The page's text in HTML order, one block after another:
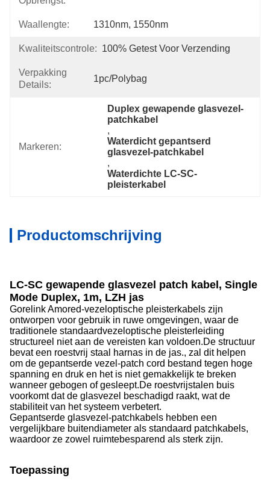
Waallengte: 1310nm, 1550nm
Kwaliteitscontrole: 100% Getest Voor Verzending
Verpakking
Details:
1pc/polybag
Markeren:
Duplex gewapende glasvezel-
patchkabel
,
Waterdicht gepantserd
glasvezel-patchkabel
,
Waterdichte LC-SC-
pleisterkabel
Productomschrijving
LC-SC gewapende glasvezel patch kabel, Single
Mode Duplex, 1m, LZH jas
Gorelink Amored-vezeloptische pleisterkabels zijn
ontworpen voor gebruik in ruwe omgevingen, waar de
traditionele standaardvezeloptische pleisterleiding
structureel niet aan de vereisten kan voldoen.De structuur
bevat een roestvrij staal harnas in de jas., zal dit helpen
om de gepantserde vezel-patch cord bestand tegen hoge
spanning en druk en het is niet gemakkelijk te breken
wanneer gebogen of gesleept.De roestvrijstalen buis
voorkomt dat de glasvezel beschadigd raakt, wat de
stabiliteit van het systeem verbetert.
Gepantserde glasvezel-patchkabels hebben een
vergelijkbare buitendiameter als standaard patchkabels,
waardoor ze zowel ruimtebesparend als sterk zijn.
Toepassing